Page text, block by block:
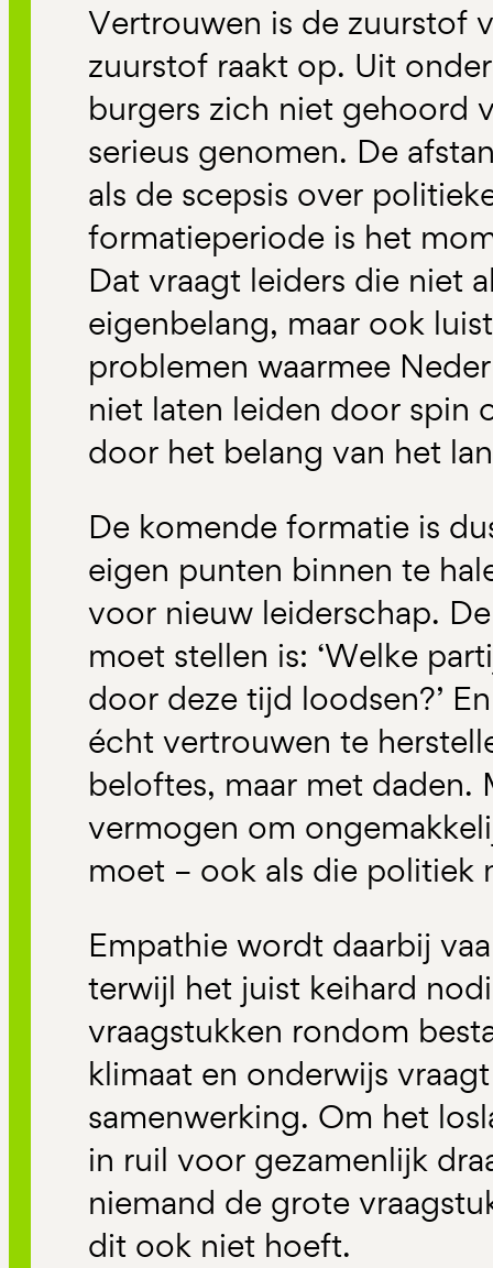
Vertrouwen is de zuurstof
zuurstof raakt op. Uit
burgers zich niet gehoord
serieus genomen. De
als de scepsis over
formatieperiode is het
Dat vraagt leiders die niet
eigenbelang, maar ook
problemen waarmee
niet laten leiden door spin
door het belang van het
De komende formatie is
eigen punten binnen te
voor nieuw leiderschap.
moet stellen is: ‘Welke
door deze tijd loodsen?’
écht vertrouwen te
beloftes, maar met
vermogen om
moet – ook als die politiek
Empathie wordt daarbij
terwijl het juist keihard
vraagstukken rondom
klimaat en onderwijs
samenwerking. Om het
in ruil voor gezamenlijk
niemand de grote
dit ook niet hoeft.